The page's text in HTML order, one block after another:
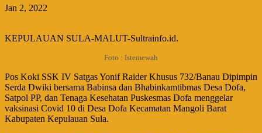
Jan 2, 2022
KEPULAUAN SULA-MALUT-Sultrainfo.id.
Foto : Istemewah
Pos Koki SSK IV Satgas Yonif Raider Khusus 732/Banau Dipimpin
Serda Dwiki bersama Babinsa dan Bhabinkamtibmas Desa Dofa,
Satpol PP, dan Tenaga Kesehatan Puskesmas Dofa menggelar
vaksinasi Covid 10 di Desa Dofa Kecamatan Mangoli Barat
Kabupaten Kepulauan Sula.